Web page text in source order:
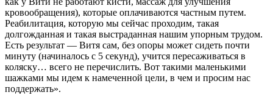
кровообращения), которые оплачиваются частным путем.
Реабилитация, которую мы сейчас проходим, такая
долгожданная и такая выстраданная нашим упорным трудом.
Есть результат — Витя сам, без опоры может сидеть почти
минуту (начиналось с 5 секунд), учится пересаживаться в
коляску… всего не перечислить. Вот такими маленькими
шажками мы идем к намеченной цели, в чем и просим нас
поддержать».